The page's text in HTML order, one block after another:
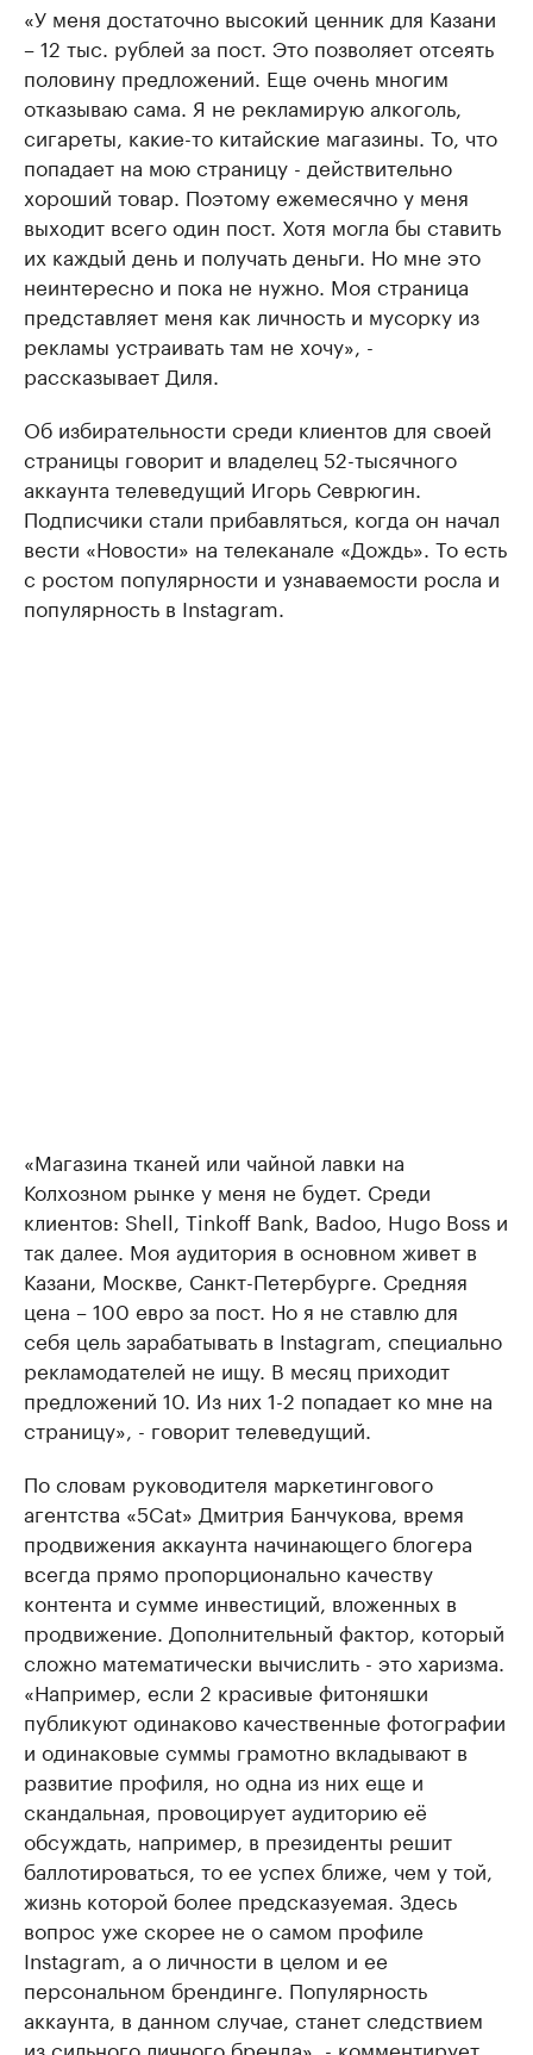
«У меня достаточно высокий ценник для Казани
– 12 тыс. рублей за пост. Это позволяет отсеять
половину предложений. Еще очень многим
отказываю сама. Я не рекламирую алкоголь,
сигареты, какие-то китайские магазины. То, что
попадает на мою страницу - действительно
хороший товар. Поэтому ежемесячно у меня
выходит всего один пост. Хотя могла бы ставить
их каждый день и получать деньги. Но мне это
неинтересно и пока не нужно. Моя страница
представляет меня как личность и мусорку из
рекламы устраивать там не хочу», -
рассказывает Диля.
Об избирательности среди клиентов для своей
страницы говорит и владелец 52-тысячного
аккаунта телеведущий Игорь Севрюгин.
Подписчики стали прибавляться, когда он начал
вести «Новости» на телеканале «Дождь». То есть
с ростом популярности и узнаваемости росла и
популярность в Instagram.
«Магазина тканей или чайной лавки на
Колхозном рынке у меня не будет. Среди
клиентов: Shell, Tinkoff Bank, Badoo, Hugo Boss и
так далее. Моя аудитория в основном живет в
Казани, Москве, Санкт-Петербурге. Средняя
цена – 100 евро за пост. Но я не ставлю для
себя цель зарабатывать в Instagram, специально
рекламодателей не ищу. В месяц приходит
предложений 10. Из них 1-2 попадает ко мне на
страницу», - говорит телеведущий.
По словам руководителя маркетингового
агентства «5Cat» Дмитрия Банчукова, время
продвижения аккаунта начинающего блогера
всегда прямо пропорционально качеству
контента и сумме инвестиций, вложенных в
продвижение. Дополнительный фактор, который
сложно математически вычислить - это харизма.
«Например, если 2 красивые фитоняшки
публикуют одинаково качественные фотографии
и одинаковые суммы грамотно вкладывают в
развитие профиля, но одна из них еще и
скандальная, провоцирует аудиторию её
обсуждать, например, в президенты решит
баллотироваться, то ее успех ближе, чем у той,
жизнь которой более предсказуемая. Здесь
вопрос уже скорее не о самом профиле
Instagram, а о личности в целом и ее
персональном брендинге. Популярность
аккаунта, в данном случае, станет следствием
из сильного личного бренда», - комментирует